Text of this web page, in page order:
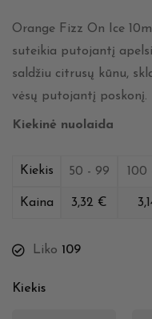
Orange Fizz On Ice
suteikia putojantį
saldžiu citrusų kūnu,
vėsų putojantį poskonį.
Kiekinė nuolaida
Kiekis 50 - 99
Kaina 3,32 €
Liko 109
Kiekis